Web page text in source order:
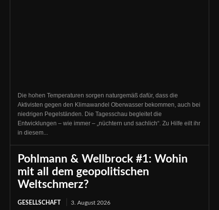
Die hohen Temperaturen sorgen naturgemäß dafür, dass die
Aktivisten gegen den Klimawandel Oberwasser bekommen, auch bei
niedrigen Pegelständen. Die Tagesschau begleitet die
Entwicklungen – wie immer – „nüchtern und sachlich“. Zu Hilfe eilt ihr
in diesem...
Pohlmann & Wellbrock #1: Wohin
mit all dem geopolitischen
Weltschmerz?
GESELLSCHAFT 3. August 2026